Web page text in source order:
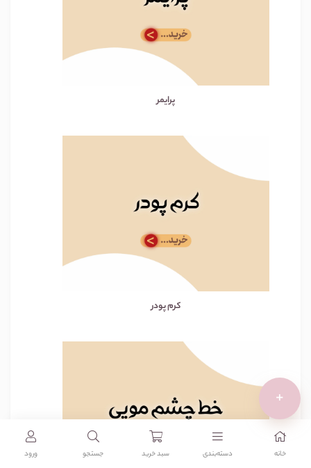
پرایمر
کرم پودر
+
خانه دسته‌بندی‌ سبد خرید جستجو ورود